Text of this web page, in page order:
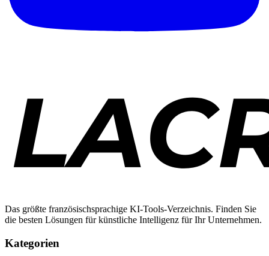
Das größte französischsprachige KI-Tools-Verzeichnis. Finden Sie
die besten Lösungen für künstliche Intelligenz für Ihr Unternehmen.
Kategorien